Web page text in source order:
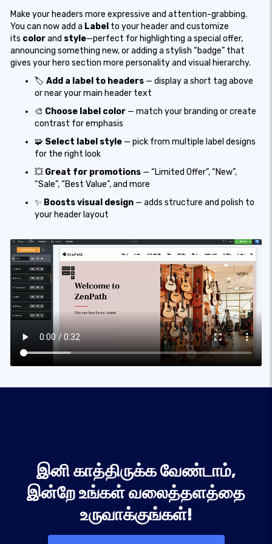
Make your headers more expressive and attention-grabbing.
You can now add a Label to your header and customize
its colorand style—perfect for highlighting a special offer,
announcing something new, or adding a stylish “badge” that
gives your hero section more personality and visual hierarchy.
🏷️ Add a label to headers — display a short tag above
or near your main header text
🎨 Choose label color — match your branding or create
contrast for emphasis
🧩 Select label style — pick from multiple label designs
for the right look
💥 Great for promotions — “Limited Offer”, “New”,
“Sale”, “Best Value”, and more
✨ Boosts visual design — adds structure and polish to
your header layout
இனி காத்திருக்க வேண்டாம்,
இன்றே உங்கள் வலைத்தளத்தை
உருவாக்குங்கள்!